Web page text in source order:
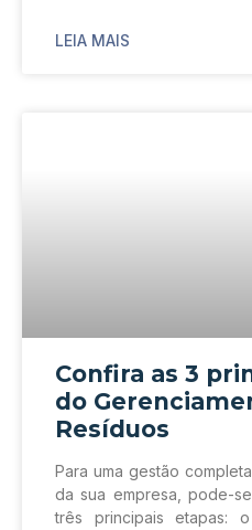
LEIA MAIS
Confira as 3
do
Resíduos
Para uma gestão
da sua empresa, pode-
três principais etapas: o